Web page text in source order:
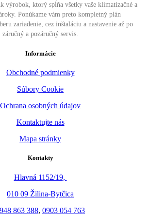
výrobok, ktorý spĺňa všetky vaše klimatizačné a
Ponúkame vám preto kompletný plán
zariadenie, cez inštaláciu a nastavenie až po
záručný a pozáručný servis.
Informácie
Obchodné podmienky
Súbory Cookie
Ochrana osobných údajov
Kontaktujte nás
Mapa stránky
Kontakty
Hlavná 1152/19,
010 09 Žilina-Bytčica
863 388, 0903 054 763